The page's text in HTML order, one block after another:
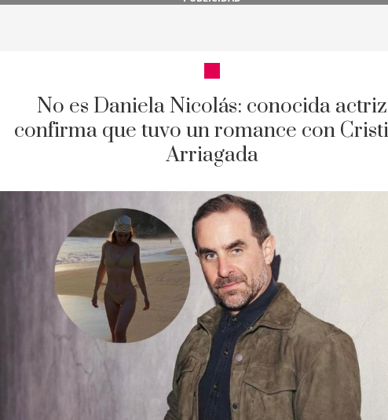
No es Daniela Nicolás: conocida actriz
confirma que tuvo un romance con
Arriagada